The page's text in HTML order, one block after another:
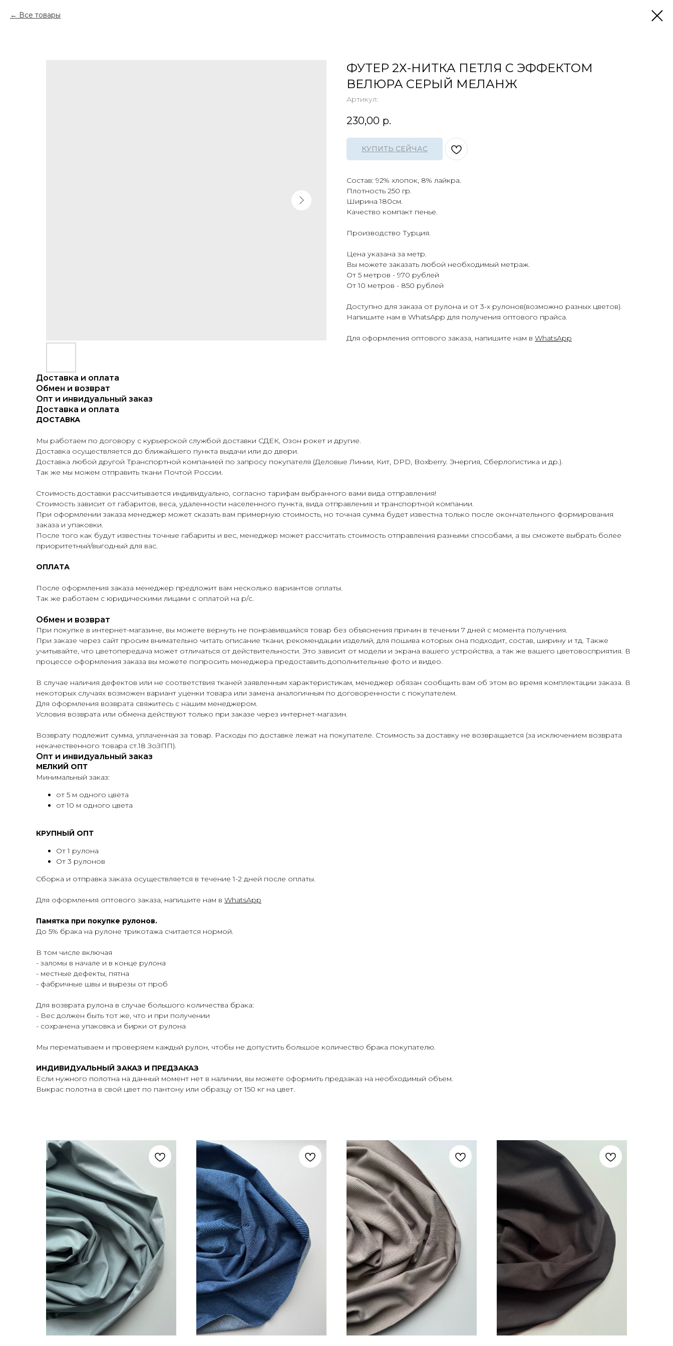
Все товары
ФУТЕР 2Х-НИТКА ПЕТЛЯ С ЭФФЕКТОМ
ВЕЛЮРА СЕРЫЙ МЕЛАНЖ
Артикул:
230,00 р.
КУПИТЬ СЕЙЧАС
Состав: 92% хлопок, 8% лайкра.
Плотность 250 гр.
Ширина 180см.⠀
Качество компакт пенье.
Производство Турция.
Цена указана за метр.
Вы можете заказать любой необходимый метраж.
От 5 метров - 970 рублей
От 10 метров - 850 рублей
Доступно для заказа от рулона и от 3-х рулонов(возможно разных цветов).
Напишите нам в WhatsApp для получения оптового прайса.
Для оформления оптового заказа, напишите нам в WhatsApp
Доставка и оплата
Обмен и возврат
Опт и инвидуальный заказ
Доставка и оплата
ДОСТАВКА
Мы работаем по договору с курьерской службой доставки СДЕК, Озон рокет и другие.
Доставка осуществляется до ближайшего пункта выдачи или до двери.
Доставка любой другой Транспортной компанией по запросу покупателя (Деловые Линии, Кит, DPD, Boxberry. Энергия, Сберлогистика и др.).
Так же мы можем отправить ткани Почтой России.
Стоимость доставки рассчитывается индивидуально, согласно тарифам выбранного вами вида отправления!
Стоимость зависит от габаритов, веса, удаленности населенного пункта, вида отправления и транспортной компании.
При оформлении заказа менеджер может сказать вам примерную стоимость, но точная сумма будет известна только после окончательного формирования
заказа и упаковки.
После того как будут известны точные габариты и вес, менеджер может рассчитать стоимость отправления разными способами, а вы сможете выбрать более
приоритетный/выгодный для вас.
ОПЛАТА
После оформления заказа менеджер предложит вам несколько вариантов оплаты.
Так же работаем с юридическими лицами с оплатой на р/с.
Обмен и возврат
При покупке в интернет-магазине, вы можете вернуть не понравившийся товар без объяснения причин в течении 7 дней с момента получения.
При заказе через сайт просим внимательно читать описание ткани, рекомендации изделий, для пошива которых она подходит, состав, ширину и тд. Также
учитывайте, что цветопередача может отличаться от действительности. Это зависит от модели и экрана вашего устройства, а так же вашего цветовосприятия. В
процессе оформления заказа вы можете попросить менеджера предоставить дополнительные фото и видео.
В случае наличия дефектов или не соответствия тканей заявленным характеристикам, менеджер обязан сообщить вам об этом во время комплектации заказа. В
некоторых случаях возможен вариант уценки товара или замена аналогичным по договоренности с покупателем.
Для оформления возврата свяжитесь с нашим менеджером.
Условия возврата или обмена действуют только при заказе через интернет-магазин.
Возврату подлежит сумма, уплаченная за товар. Расходы по доставке лежат на покупателе. Стоимость за доставку не возвращается (за исключением возврата
некачественного товара ст.18 ЗоЗПП).
Опт и инвидуальный заказ
МЕЛКИЙ ОПТ
Минимальный заказ:
от 5 м одного цвета
от 10 м одного цвета
КРУПНЫЙ ОПТ
От 1 рулона
От 3 рулонов
Сборка и отправка заказа осуществляется в течение 1-2 дней после оплаты.
Для оформления оптового заказа, напишите нам в WhatsApp
Памятка при покупке рулонов.
До 5% брака на рулоне трикотажа считается нормой.
В том числе включая
- заломы в начале и в конце рулона
- местные дефекты, пятна
- фабричные швы и вырезы от проб
Для возврата рулона в случае большого количества брака:
- Вес должен быть тот же, что и при получении
- сохранена упаковка и бирки от рулона
Мы перематываем и проверяем каждый рулон, чтобы не допустить большое количество брака покупателю.
ИНДИВИДУАЛЬНЫЙ ЗАКАЗ И ПРЕДЗАКАЗ
Если нужного полотна на данный момент нет в наличии, вы можете оформить предзаказ на необходимый объем.
Выкрас полотна в свой цвет по пантону или образцу от 150 кг на цвет.